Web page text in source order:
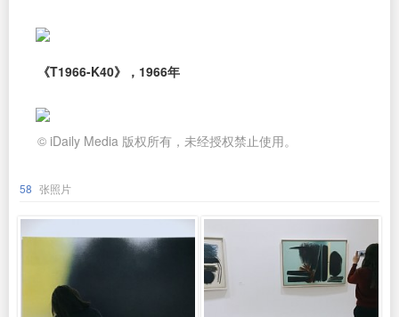
《T1966-K40》，1966年
© iDaily Media 版权所有，未经授权禁止使用。
58 张照片